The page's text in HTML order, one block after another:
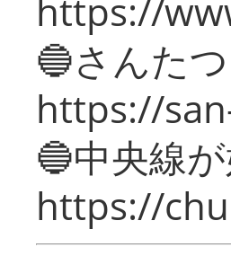
https://
🔵さんた
https://
🔵中央線
https://